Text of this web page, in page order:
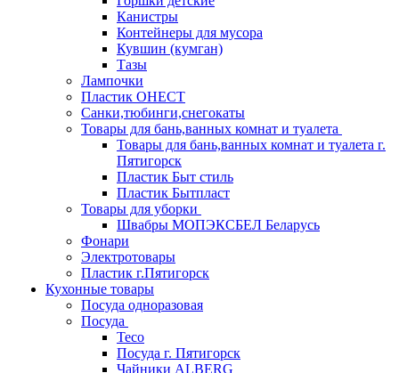
Канистры
Контейнеры для мусора
Кувшин (кумган)
Тазы
Лампочки
Пластик ОНЕСТ
Санки,тюбинги,снегокаты
Товары для бань,ванных комнат и туалета
Товары для бань,ванных комнат и туалета г.
Пятигорск
Пластик Быт стиль
Пластик Бытпласт
Товары для уборки
Швабры МОПЭКСБЕЛ Беларусь
Фонари
Электротовары
Пластик г.Пятигорск
Кухонные товары
Посуда одноразовая
Посуда
Teco
Посуда г. Пятигорск
Чайники ALBERG